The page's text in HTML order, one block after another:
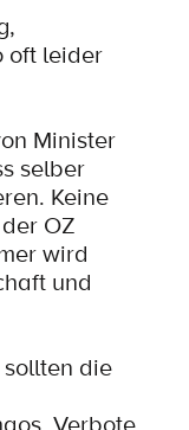
oft leider
Minister
selber
Keine
OZ
wird
und
die